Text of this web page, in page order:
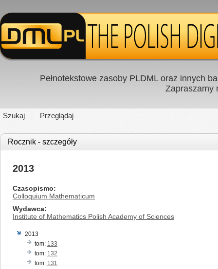
Pełnotekstowe zasoby PLDML oraz innych
Zapraszamy
Szukaj Przeglądaj
Rocznik - szczegóły
2013
Czasopismo
Colloquium Mathematicum
Wydawca
Institute of Mathematics Polish Academy of Sciences
2013
tom: 133
tom: 132
tom: 131